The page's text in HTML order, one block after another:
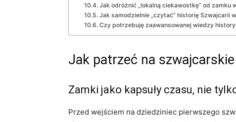
Jak odróżnić „lokalną ciekawostkę” od zamku
Jak samodzielnie „czytać” historię Szwajcarii
Czy potrzebuję zaawansowanej wiedzy
Jak patrzeć na
Zamki jako kapsuły czasu, nie
Przed wejściem na dziedziniec pierwszego